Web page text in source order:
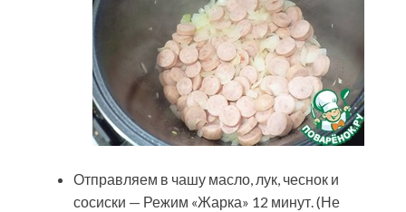
Отправляем в чашу масло, лук, чеснок и
сосиски — Режим «Жарка» 12 минут. (Не